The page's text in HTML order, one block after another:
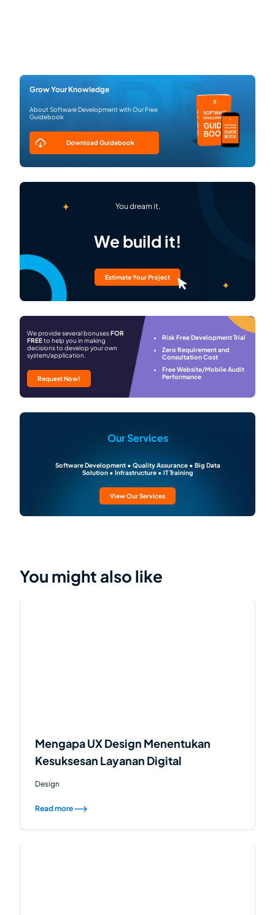
Grow Your Knowledge
About Software Development with Our Free
Guidebook
Download Guidebook
You dream it.
We build it!
Estimate Your Project
We provide several bonusesFOR
FREEto help you in making
decisions to develop your own
system/application.
Request Now!
Risk Free Development Trial
Zero Requirement and
Consultation Cost
Free Website/Mobile Audit
Performance
Our Services
Software Development • Quality Assurance • Big Data
Solution • Infrastructure • IT Training
View Our Services
You might also like
Mengapa UX Design Menentukan
Kesuksesan Layanan Digital
Design
Read more